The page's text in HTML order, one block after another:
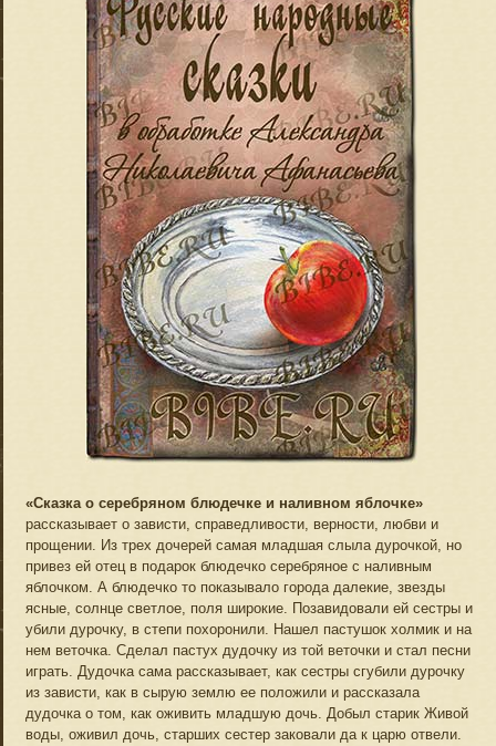
«Сказка о серебряном блюдечке и наливном яблочке»
рассказывает о зависти, справедливости, верности, любви и
прощении. Из трех дочерей самая младшая слыла дурочкой, но
привез ей отец в подарок блюдечко серебряное с наливным
яблочком. А блюдечко то показывало города далекие, звезды
ясные, солнце светлое, поля широкие. Позавидовали ей сестры и
убили дурочку, в степи похоронили. Нашел пастушок холмик и на
нем веточка. Сделал пастух дудочку из той веточки и стал песни
играть. Дудочка сама рассказывает, как сестры сгубили дурочку
из зависти, как в сырую землю ее положили и рассказала
дудочка о том, как оживить младшую дочь. Добыл старик Живой
воды, оживил дочь, старших сестер заковали да к царю отвели.